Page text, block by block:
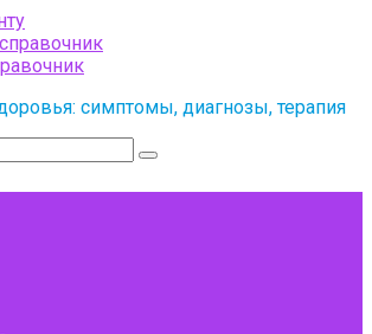
симптомы, диагнозы, терапия